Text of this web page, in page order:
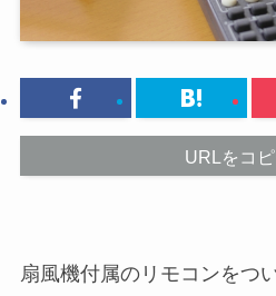
URLをコ
扇風機付属のリモコンをつ